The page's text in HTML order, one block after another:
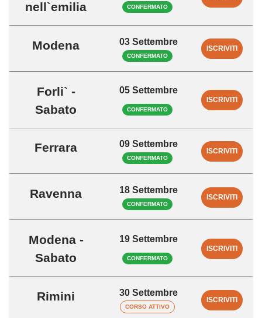
nell`emilia
CONFERMATO
Modena 03 Settembre
CONFERMATO
ISCRIVITI
Forli` -
Sabato
05 Settembre
CONFERMATO
ISCRIVITI
Ferrara 09 Settembre
CONFERMATO
ISCRIVITI
Ravenna 18 Settembre
CONFERMATO
ISCRIVITI
Modena -
Sabato
19 Settembre
CONFERMATO
ISCRIVITI
Rimini 30 Settembre
CORSO ATTIVO
ISCRIVITI